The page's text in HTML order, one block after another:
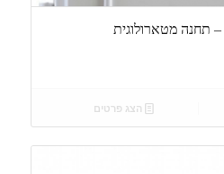
הצג פרטים